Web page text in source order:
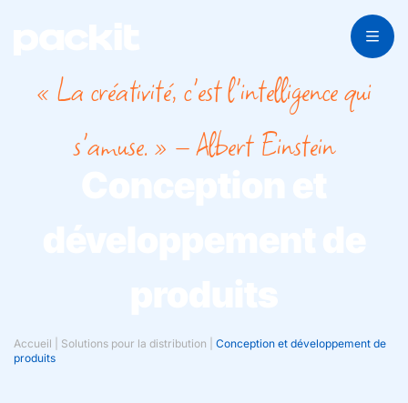
« La créativité, c'est l'intelligence qui
s'amuse. » – Albert Einstein
Accueil Solutions pour la distribution
Conception et développement de
produits